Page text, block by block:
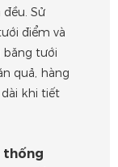
Sử
điểm và
tưới
quả, hàng
khi tiết
thống